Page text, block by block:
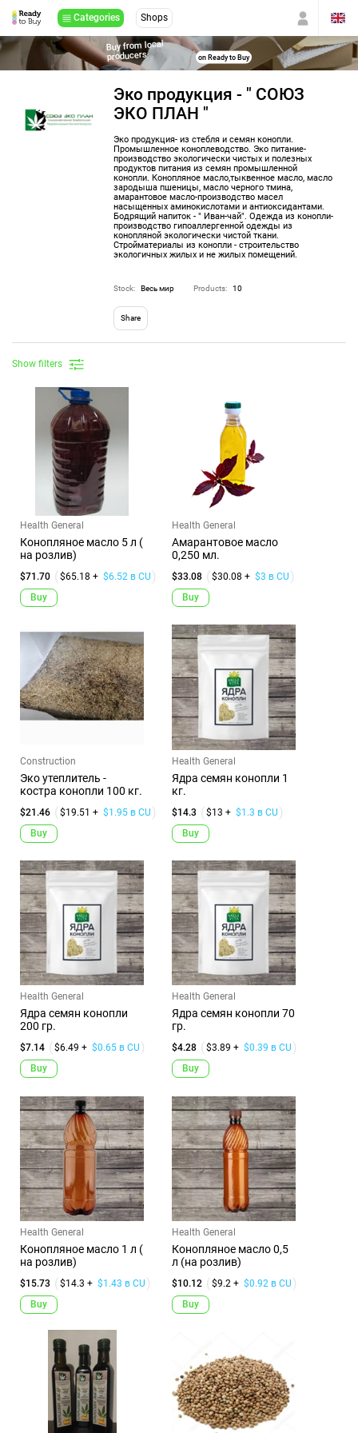
Categories Shops
Buy from local
producers on Ready to Buy
Эко продукция - " СОЮЗ
ЭКО ПЛАН "
Эко продукция- из стебля и семян конопли.
Промышленное коноплеводство. Эко питание-
производство экологически чистых и полезных
продуктов питания из семян промышленной
конопли. Конопляное масло,тыквенное масло, масло
зародыша пшеницы, масло черного тмина,
амарантовое масло-производство масел
насыщенных аминокислотами и антиоксидантами.
Бодрящий напиток - " Иван-чай". Одежда из конопли-
производство гипоаллергенной одежды из
конопляной экологически чистой ткани.
Стройматериалы из конопли - строительство
экологичных жилых и не жилых помещений.
Stock: Весь мир Products: 10
Share
Show filters
Health General
Конопляное масло 5 л (
на розлив)
$71.70 $65.18 + $6.52 в CU
Buy
Health General
Амарантовое масло
0,250 мл.
$33.08 $30.08 + $3 в CU
Buy
Construction
Эко утеплитель -
костра конопли 100 кг.
$21.46 $19.51 + $1.95 в CU
Buy
Health General
Ядра семян конопли 1
кг.
$14.3 $13 + $1.3 в CU
Buy
Health General
Ядра семян конопли
200 гр.
$7.14 $6.49 + $0.65 в CU
Buy
Health General
Ядра семян конопли 70
гр.
$4.28 $3.89 + $0.39 в CU
Buy
Health General
Конопляное масло 1 л (
на розлив)
$15.73 $14.3 + $1.43 в CU
Buy
Health General
Конопляное масло 0,5
л (на розлив)
$10.12 $9.2 + $0.92 в CU
Buy